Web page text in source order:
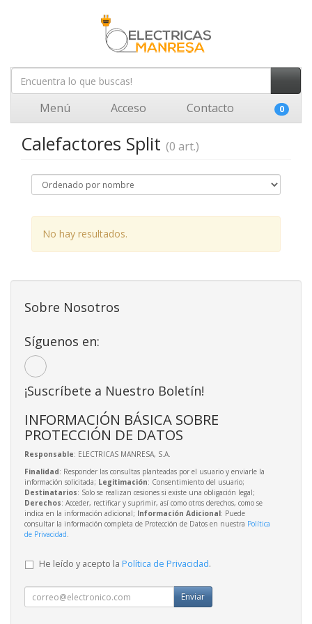
Menú Acceso Contacto 0
Calefactores Split (0 art.)
No hay resultados.
Sobre Nosotros
Síguenos en:
¡Suscríbete a Nuestro Boletín!
INFORMACIÓN BÁSICA SOBRE
PROTECCIÓN DE DATOS
Responsable: ELECTRICAS MANRESA, S.A.
Finalidad: Responder las consultas planteadas por el usuario y enviarle la
información solicitada; Legitimación: Consentimiento del usuario;
Destinatarios: Solo se realizan cesiones si existe una obligación legal;
Derechos: Acceder, rectificar y suprimir, así como otros derechos, como se
indica en la información adicional; Información Adicional: Puede
consultar la información completa de Protección de Datos en nuestra Política
de Privacidad.
He leído y acepto la Política de Privacidad.
Enviar